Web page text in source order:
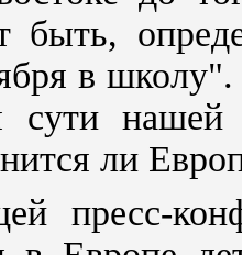
быть,
в
сути
ли
пресс-